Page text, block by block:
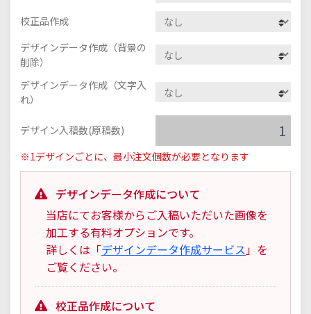
校正品作成
デザインデータ作成（背景の
削除）
デザインデータ作成（文字入
れ）
デザイン入稿数(原稿数)
※1デザインごとに、最小注文個数が必要となります
デザインデータ作成について
当店にてお客様からご入稿いただいた画像を
加工する有料オプションです。
詳しくは「デザインデータ作成サービス 」を
ご覧ください。
校正品作成について